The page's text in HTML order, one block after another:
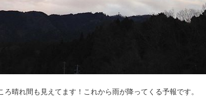
晴れ間も見えてます！これから雨が降ってくる予報です。